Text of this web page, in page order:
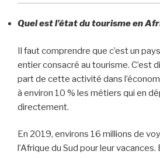
Quel est l’état du tourisme en
Il faut comprendre que c’est un
entier consacré au tourisme. C’est
part de cette activité dans
à environ 10 % les métiers qui en
directement.
En 2019, environs 16 millions de
l’Afrique du Sud pour leur